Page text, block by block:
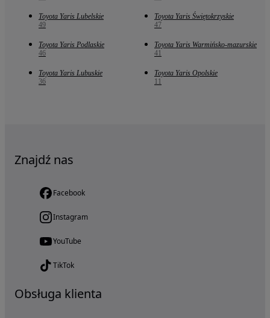
Toyota Yaris Lubelskie
49
Toyota Yaris Świętokrzyskie
47
Toyota Yaris Podlaskie
46
Toyota Yaris Warmińsko-mazurskie
41
Toyota Yaris Lubuskie
36
Toyota Yaris Opolskie
11
Znajdź nas
Facebook
Instagram
YouTube
TikTok
Obsługa klienta